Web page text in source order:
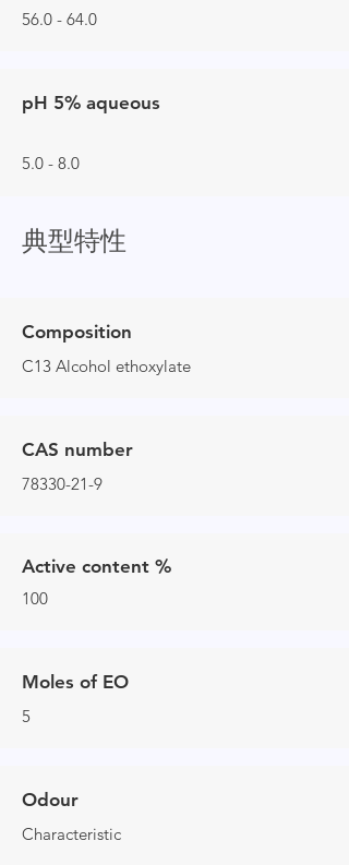
56.0 - 64.0
pH 5% aqueous
5.0 - 8.0
典型特性
Composition
C13 Alcohol ethoxylate
CAS number
78330-21-9
Active content %
100
Moles of EO
5
Odour
Characteristic